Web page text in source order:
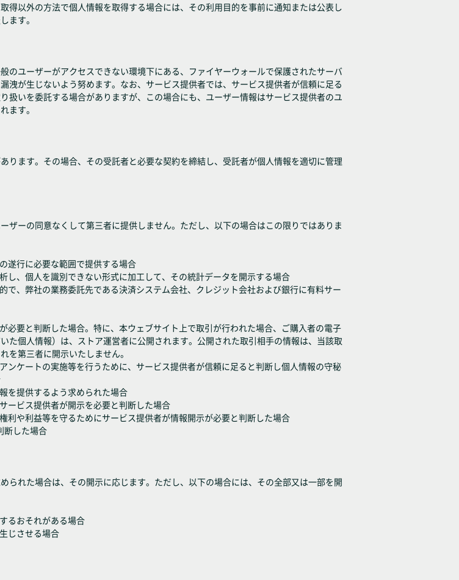
得以外の方法で個人情報を取得する場合には、その利用目的を事前に通知または公表し
ます。
のユーザーがアクセスできない環境下にある、ファイヤーウォールで保護されたサーバ
洩が生じないよう努めます。なお、サービス提供者では、サービス提供者が信頼に足る
扱いを委託する場合がありますが、この場合にも、ユーザー情報はサービス提供者のユ
ます。
ります。その場合、その受託者と必要な契約を締結し、受託者が個人情報を適切に管理
ザーの同意なくして第三者に提供しません。ただし、以下の場合はこの限りではありま
遂行に必要な範囲で提供する場合
、個人を識別できない形式に加工して、その統計データを開示する場合
、弊社の業務委託先である決済システム会社、クレジット会社および銀行に有料サー
要と判断した場合。特に、本ウェブサイト上で取引が行われた場合、ご購入者の電子
た個人情報）は、ストア運営者に公開されます。公開された取引相手の情報は、当該取
を第三者に開示いたしません。
ケートの実施等を行うために、サービス提供者が信頼に足ると判断し個人情報の守秘
を提供するよう求められた場合
ービス提供者が開示を必要と判断した場合
や利益等を守るためにサービス提供者が情報開示が必要と判断した場合
断した場合
られた場合は、その開示に応じます。ただし、以下の場合には、その全部又は一部を開
るおそれがある場合
じさせる場合